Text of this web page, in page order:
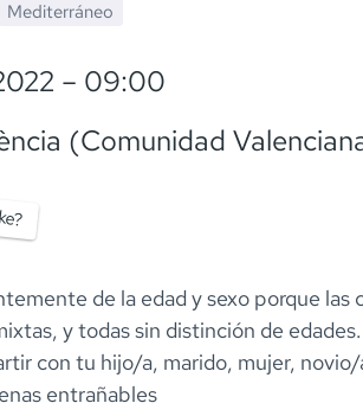
Mediterráneo
– 09:00
(Comunidad
de la edad y sexo porque las
y todas sin distinción de
con tu hijo/a, marido, mujer,
entrañables